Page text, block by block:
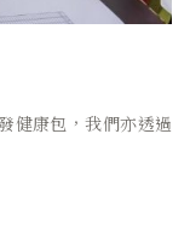
健康包，我們亦透過